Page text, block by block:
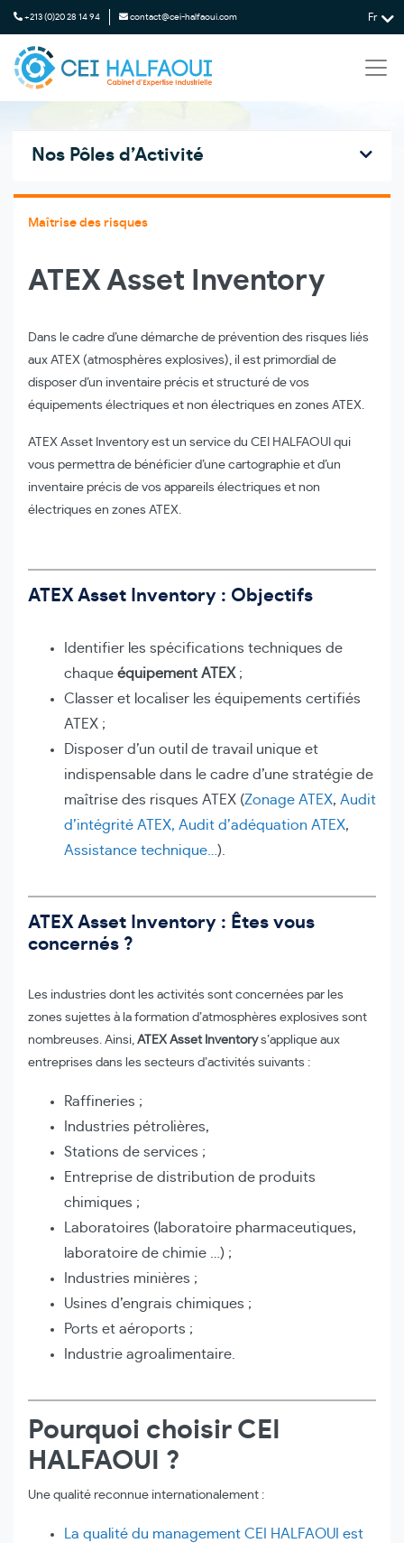
+213 (0)20 28 14 94 contact@cei-halfaoui.com Fr
Nos Pôles d’Activité
Maîtrise des risques
ATEX Asset Inventory
Dans le cadre d’une démarche de prévention des risques liés
aux ATEX (atmosphères explosives), il est primordial de
disposer d’un inventaire précis et structuré de vos
équipements électriques et non électriques en zones ATEX.
ATEX Asset Inventory est un service du CEI HALFAOUI qui
vous permettra de bénéficier d’une cartographie et d’un
inventaire précis de vos appareils électriques et non
électriques en zones ATEX.
ATEX Asset Inventory : Objectifs
Identifier les spécifications techniques de
chaque équipement ATEX;
Classer et localiser les équipements certifiés
ATEX ;
Disposer d’un outil de travail unique et
indispensable dans le cadre d’une stratégie de
maîtrise des risques ATEX (Zonage ATEX, Audit
d’intégrité ATEX, Audit d’adéquation ATEX,
Assistance technique…).
ATEX Asset Inventory : Êtes vous
concernés ?
Les industries dont les activités sont concernées par les
zones sujettes à la formation d’atmosphères explosives sont
nombreuses. Ainsi, ATEX Asset Inventorys’applique aux
entreprises dans les secteurs d’activités suivants :
Raffineries ;
Industries pétrolières,
Stations de services ;
Entreprise de distribution de produits
chimiques ;
Laboratoires (laboratoire pharmaceutiques,
laboratoire de chimie …) ;
Industries minières ;
Usines d’engrais chimiques ;
Ports et aéroports ;
Industrie agroalimentaire.
Pourquoi choisir CEI
HALFAOUI ?
Une qualité reconnue internationalement :
La qualité du management CEI HALFAOUI est